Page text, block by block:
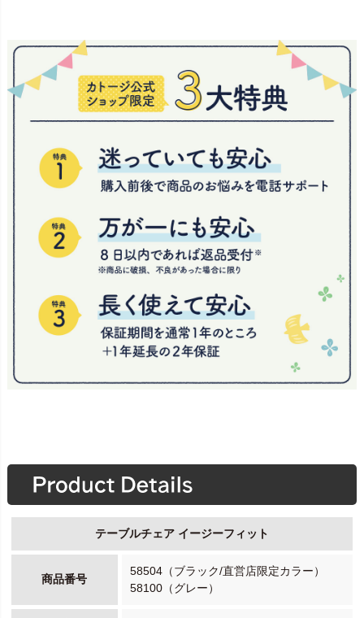
テーブルチェア イージーフィット
商品番号
58504（ブラック/直営店限定カラー）
58100（グレー）